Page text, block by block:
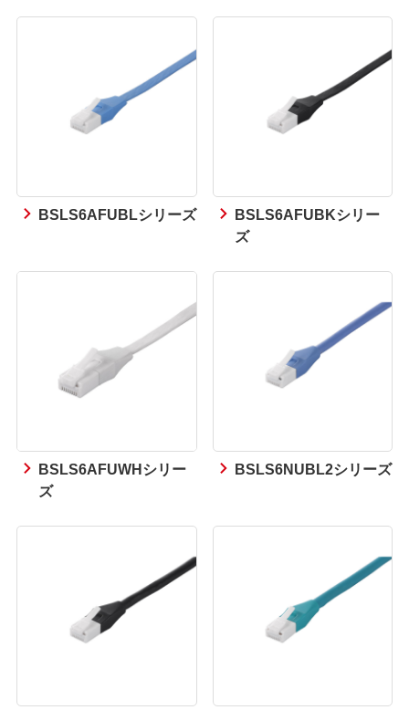
BSLS6AFUBLシリーズ
BSLS6AFUBKシリー
ズ
BSLS6AFUWHシリー
ズ
BSLS6NUBL2シリーズ